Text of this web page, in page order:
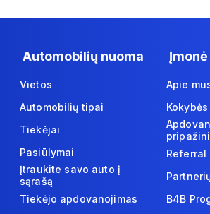
Automobilių nuoma
Vietos
Automobilių tipai
Tiekėjai
Pasiūlymai
Įtraukite savo auto į
sąrašą
Tiekėjo apdovanojimas
Įmonė
Apie
Referral
B4B